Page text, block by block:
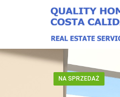
NA SPRZEDAŻ